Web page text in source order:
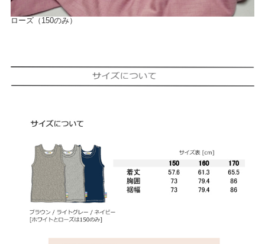
ローズ（150のみ）